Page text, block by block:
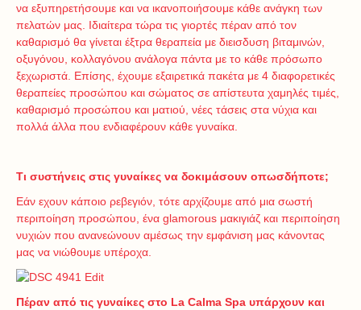
να εξυπηρετήσουμε και να ικανοποιήσουμε κάθε ανάγκη των
πελατών μας. Ιδιαίτερα τώρα τις γιορτές πέραν από τον
καθαρισμό θα γίνεται έξτρα θεραπεία με διεισδυση βιταμινών,
οξυγόνου, κολλαγόνου ανάλογα πάντα με το κάθε πρόσωπο
ξεχωριστά. Επίσης, έχουμε εξαιρετικά πακέτα με 4 διαφορετικές
θεραπείες προσώπου και σώματος σε απίστευτα χαμηλές τιμές,
καθαρισμό προσώπου και ματιού, νέες τάσεις στα νύχια και
πολλά άλλα που ενδιαφέρουν κάθε γυναίκα.
Τι συστήνεις στις γυναίκες να δοκιμάσουν οπωσδήποτε;
Εάν εχουν κάποιο ρεβεγιόν, τότε αρχίζουμε από μια σωστή
περιποίηση προσώπου, ένα glamorous μακιγιάζ και περιποίηση
νυχιών που ανανεώνουν αμέσως την εμφάνιση μας κάνοντας
μας να νιώθουμε υπέροχα.
Πέραν από τις γυναίκες στο La Calma Spa υπάρχουν και